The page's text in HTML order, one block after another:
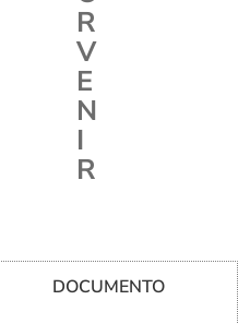
R
V
E
N
I
R
DOCUMENTO